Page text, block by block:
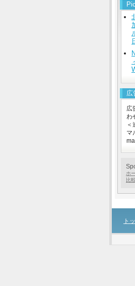
広
広
わ
＜
マ
ホ
比較
ト